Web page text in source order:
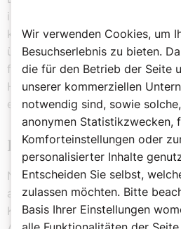
im Dezember 2024 an Sergio
kurze Reise nach Korsika
überflog. Es endete mit
für das geliebte Italien“, dem
Hauptstadt Rom stets
egal aus welchem Land sie
Diplomatisch gut
Noch ist unklar, ob und wie
anmutende, aber diplomatisch
Kommunikation durch
Wir verwenden Cookies, um
Besuchserlebnis zu bieten.
die für den Betrieb der Seite
unserer kommerziellen
notwendig sind, sowie
anonymen Statistikzwecken,
Komforteinstellungen oder
personalisierter Inhalte
Entscheiden Sie selbst,
zulassen möchten. Bitte
Basis Ihrer Einstellungen